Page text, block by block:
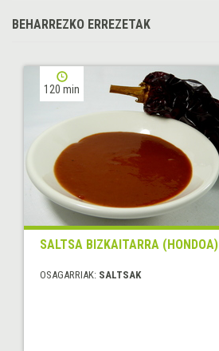
BEHARREZKO ERREZETAK
120 min
SALTSA BIZKAITARRA (HONDOA)
OSAGARRIAK: SALTSAK